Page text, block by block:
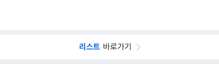
리스트 바로가기